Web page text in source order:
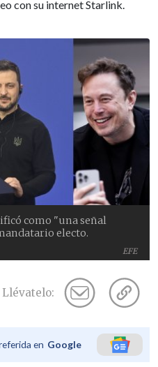
con su internet Starlink.
EFE
como "una señal
electo.
Llévatelo:
en Google